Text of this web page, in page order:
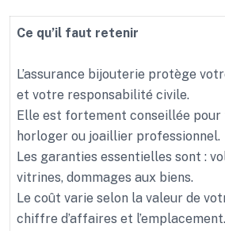
Ce qu’il faut retenir
L’assurance bijouterie protège
et votre responsabilité civile.
Elle est fortement conseillée
horloger ou joaillier professionnel.
Les garanties essentielles sont :
vitrines, dommages aux biens.
Le coût varie selon la valeur de
chiffre d’affaires et l’emplacement.